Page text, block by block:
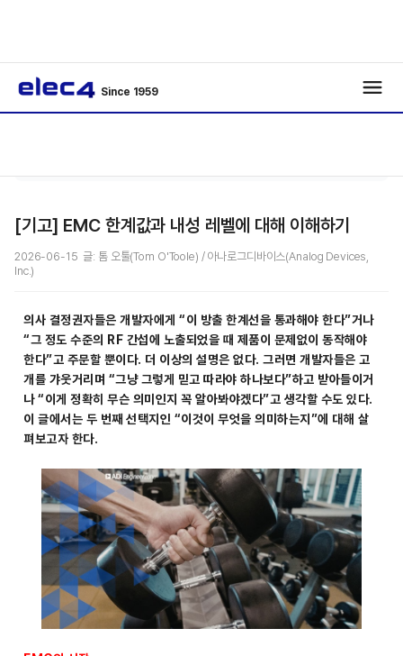
Since 1959
[기고] EMC 한계값과 내성 레벨에 대해 이해하기
2026-06-15 글: 톰 오툴(Tom O'Toole) / 아나로그디바이스(Analog Devices,
Inc.)
의사 결정권자들은 개발자에게 “이 방출 한계선을 통과해야 한다”거나
“그 정도 수준의 RF 간섭에 노출되었을 때 제품이 문제없이 동작해야
한다”고 주문할 뿐이다. 더 이상의 설명은 없다. 그러면 개발자들은 고
개를 갸웃거리며 “그냥 그렇게 믿고 따라야 하나보다”하고 받아들이거
나 “이게 정확히 무슨 의미인지 꼭 알아봐야겠다”고 생각할 수도 있다.
이 글에서는 두 번째 선택지인 “이것이 무엇을 의미하는지”에 대해 살
펴보고자 한다.